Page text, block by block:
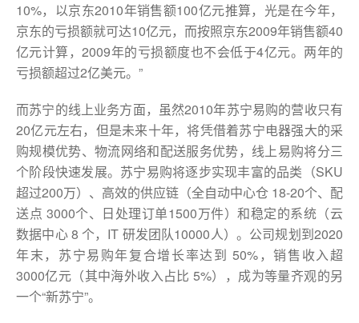
10%，以京东2010年销售额100亿元推算，光是在今年，
京东的亏损额就可达10亿元，而按照京东2009年销售额40
亿元计算，2009年的亏损额度也不会低于4亿元。两年的
亏损额超过2亿美元。”
而苏宁的线上业务方面，虽然2010年苏宁易购的营收只有
20亿元左右，但是未来十年，将凭借着苏宁电器强大的采
购规模优势、物流网络和配送服务优势，线上易购将分三
个阶段快速发展。苏宁易购将逐步实现丰富的品类（SKU
超过200万）、高效的供应链（全自动中心仓 18-20个、配
送点 3000个、日处理订单1500万件）和稳定的系统（云
数据中心 8 个，IT 研发团队10000人）。公司规划到2020
年末，苏宁易购年复合增长率达到 50%，销售收入超
3000亿元（其中海外收入占比 5%），成为等量齐观的另
一个“新苏宁”。